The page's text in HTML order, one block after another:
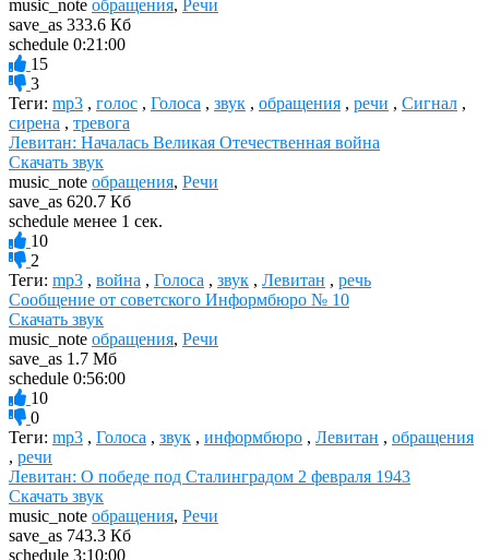
music_note обращения, Речи
save_as 333.6 Кб
schedule 0:21:00
15
3
Теги: mp3 , голос , Голоса , звук , обращения , речи , Сигнал ,
сирена , тревога
Левитан: Началась Великая Отечественная война
Скачать звук
music_note обращения, Речи
save_as 620.7 Кб
schedule менее 1 сек.
10
2
Теги: mp3 , война , Голоса , звук , Левитан , речь
Сообщение от советского Информбюро № 10
Скачать звук
music_note обращения, Речи
save_as 1.7 Мб
schedule 0:56:00
10
0
Теги: mp3 , Голоса , звук , информбюро , Левитан , обращения
, речи
Левитан: О победе под Сталинградом 2 февраля 1943
Скачать звук
music_note обращения, Речи
save_as 743.3 Кб
schedule 3:10:00